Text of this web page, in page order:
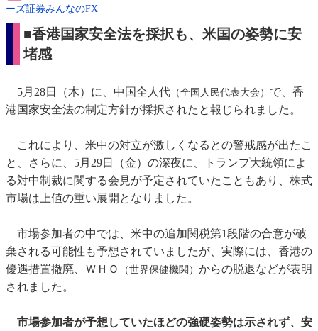
ーズ証券みんなのFX
■香港国家安全法を採択も、米国の姿勢に安
堵感
5月28日（木）に、中国全人代 （全国人民代表大会） で、香
港国家安全法の制定方針が採択されたと報じられました。
これにより、米中の対立が激しくなるとの警戒感が出たこ
と、さらに、5月29日（金）の深夜に、トランプ大統領によ
る対中制裁に関する会見が予定されていたこともあり、株式
市場は上値の重い展開となりました。
市場参加者の中では、米中の追加関税第1段階の合意が破
棄される可能性も予想されていましたが、実際には、香港の
優遇措置撤廃、ＷＨＯ
（世界保健機関） からの脱退などが表明
されました。
市場参加者が予想していたほどの強硬姿勢は示されず、安